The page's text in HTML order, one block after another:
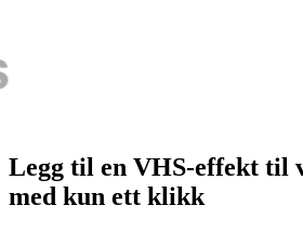
Legg til en VHS-effekt til
med kun ett klikk